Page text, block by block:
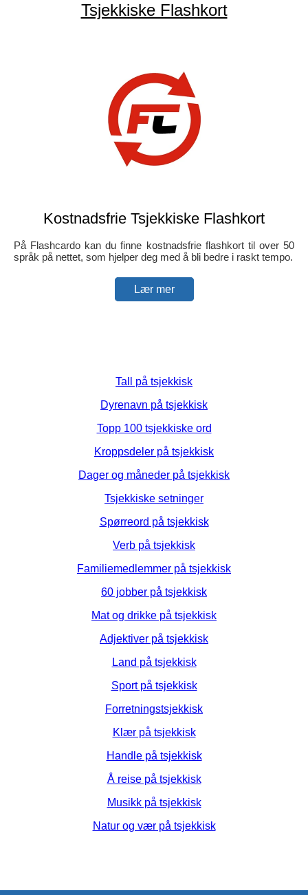
Tsjekkiske Flashkort
Kostnadsfrie Tsjekkiske Flashkort
På Flashcardo kan du finne kostnadsfrie flashkort til over 50
språk på nettet, som hjelper deg med å bli bedre i raskt tempo.
Lær mer
Tall på tsjekkisk
Dyrenavn på tsjekkisk
Topp 100 tsjekkiske ord
Kroppsdeler på tsjekkisk
Dager og måneder på tsjekkisk
Tsjekkiske setninger
Spørreord på tsjekkisk
Verb på tsjekkisk
Familiemedlemmer på tsjekkisk
60 jobber på tsjekkisk
Mat og drikke på tsjekkisk
Adjektiver på tsjekkisk
Land på tsjekkisk
Sport på tsjekkisk
Forretningstsjekkisk
Klær på tsjekkisk
Handle på tsjekkisk
Å reise på tsjekkisk
Musikk på tsjekkisk
Natur og vær på tsjekkisk